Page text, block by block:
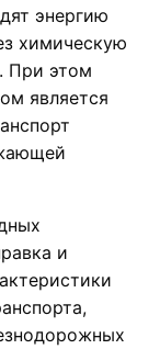
энергию
химическую
При этом
является
и